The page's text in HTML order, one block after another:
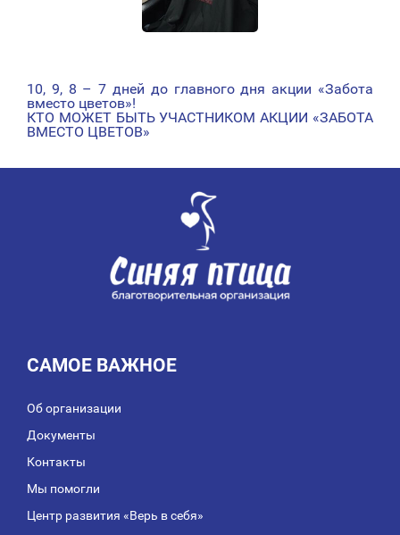
НАВИГАЦИЯ
ПО
ЗАПИСЯМ
10, 9, 8 – 7 дней до главного дня акции «Забота
вместо цветов»!
КТО МОЖЕТ БЫТЬ УЧАСТНИКОМ АКЦИИ «ЗАБОТА
ВМЕСТО ЦВЕТОВ»
САМОЕ ВАЖНОЕ
Об организации
Документы
Контакты
Мы помогли
Центр развития «Верь в себя»